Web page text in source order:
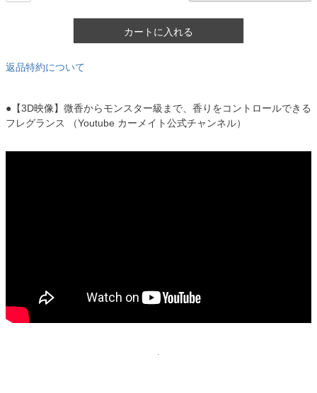
カートに入れる
返品特約について
●【3D映像】微香からモンスター級まで、香りをコントロールできる
フレグランス （Youtube カーメイト公式チャンネル）